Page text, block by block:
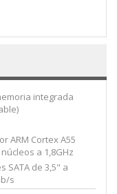
integrada
ARM Cortex A55
a 1,8GHz
SATA de 3,5" a
s